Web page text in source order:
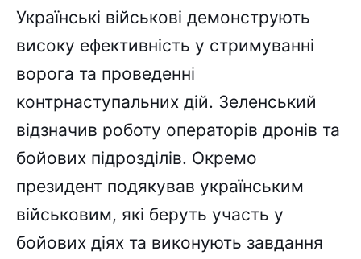
Українські військові демонструють
високу ефективність у стримуванні
ворога та проведенні
контрнаступальних дій. Зеленський
відзначив роботу операторів дронів та
бойових підрозділів. Окремо
президент подякував українським
військовим, які беруть участь у
бойових діях та виконують завдання